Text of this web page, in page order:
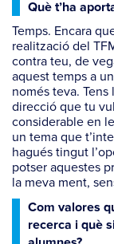
Què t’ha
Temps. Encara
realització del
contra teu, de
aquest temps a
només teva.
direcció que tu
considerable en
un tema que
hagués tingut
potser aquestes
la meva ment,
Com valores
recerca i què